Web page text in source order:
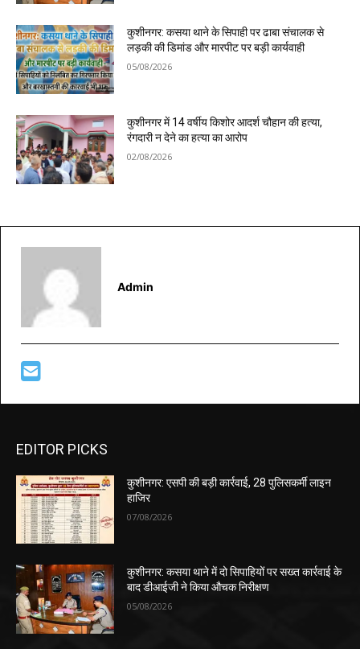
कुशीनगर: कसया थाने के सिपाही पर ढाबा संचालक से
लड़की की डिमांड और मारपीट पर बड़ी कार्यवाही
05/08/2026
कुशीनगर में 14 वर्षीय किशोर आदर्श चौहान की हत्या,
रंगदारी न देने का हत्या का आरोप
02/08/2026
Admin
EDITOR PICKS
कुशीनगर: एसपी की बड़ी कार्रवाई, 28 पुलिसकर्मी लाइन
हाजिर
07/08/2026
कुशीनगर: कसया थाने में दो सिपाहियों पर सख्त कार्रवाई के
बाद डीआईजी ने किया औचक निरीक्षण
05/08/2026